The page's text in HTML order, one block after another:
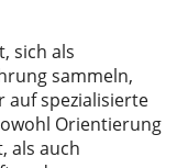
sich als
sammeln,
auf spezialisierte
Orientierung
als auch